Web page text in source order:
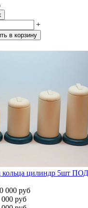
+
в корзину
кольца цилиндр 5шт
000 руб
руб